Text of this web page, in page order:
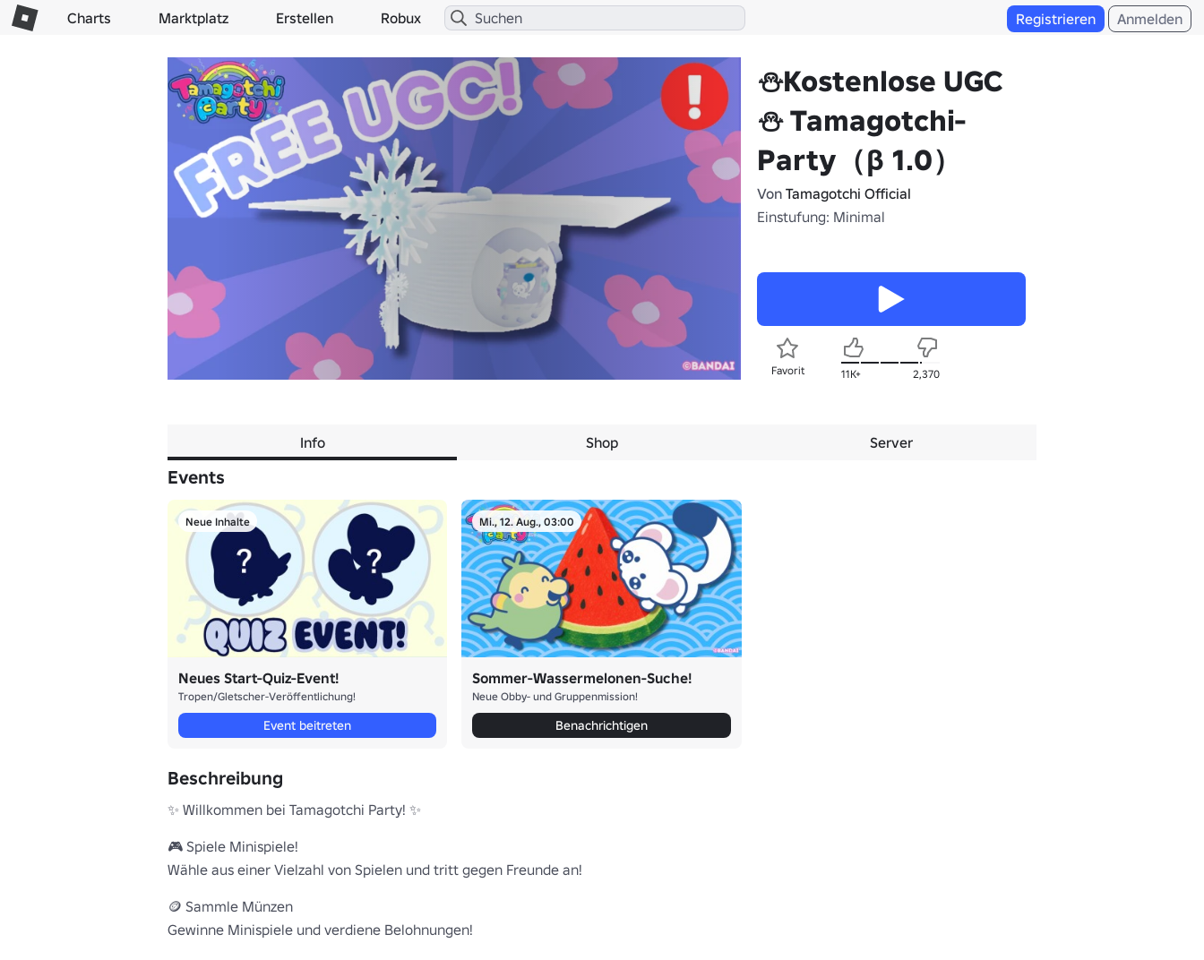
Charts Marktplatz Erstellen Robux Registrieren Anmelden
⛄Kostenlose UGC
⛄ Tamagotchi-
Party（β 1.0）
Von Tamagotchi Official
Einstufung: Minimal
Favorit 11K+ 2,370
Info Shop Server
Events
Neue Inhalte
Neues Start-Quiz-Event!
Tropen/Gletscher-Veröffentlichung!
Event beitreten
Mi., 12. Aug., 03:00
Sommer-Wassermelonen-Suche!
Neue Obby- und Gruppenmission!
Benachrichtigen
Beschreibung
✨ Willkommen bei Tamagotchi Party! ✨
🎮 Spiele Minispiele!
Wähle aus einer Vielzahl von Spielen und tritt gegen Freunde an!
🪙 Sammle Münzen
Gewinne Minispiele und verdiene Belohnungen!